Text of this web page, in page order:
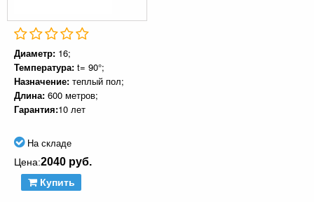
Диаметр: 16;
Температура: t= 90°;
Назначение: теплый пол;
Длина: 600 метров;
Гарантия:10 лет
На складе
Цена:2040 руб.
Купить